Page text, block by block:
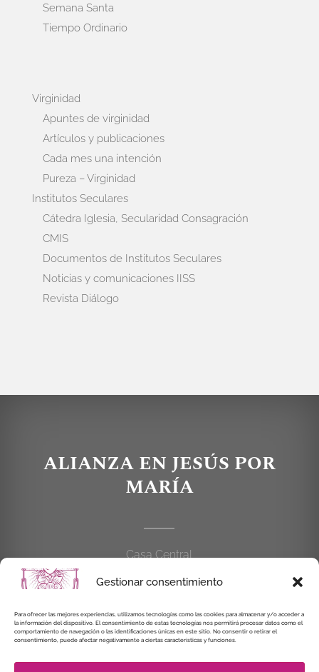
Gestionar consentimiento
Para ofrecer las mejores experiencias, utilizamos tecnologías como las cookies para almacenar y/o acceder a
la información del dispositivo. El consentimiento de estas tecnologías nos permitirá procesar datos como el
comportamiento de navegación o las identificaciones únicas en este sitio. No consentir o retirar el
consentimiento, puede afectar negativamente a ciertas características y funciones.
Semana Santa
Tiempo Ordinario
Virginidad
Apuntes de virginidad
Artículos y publicaciones
Cada mes una intención
Pureza – Virginidad
Institutos Seculares
Cátedra Iglesia, Secularidad Consagración
CMIS
Documentos de Institutos Seculares
Noticias y comunicaciones IISS
Revista Diálogo
ALIANZA EN JESÚS POR
MARÍA
Casa Central
C/Cardenal Cisneros, 55
914 462 114
alianzaenjesuspormaria@gmail.com